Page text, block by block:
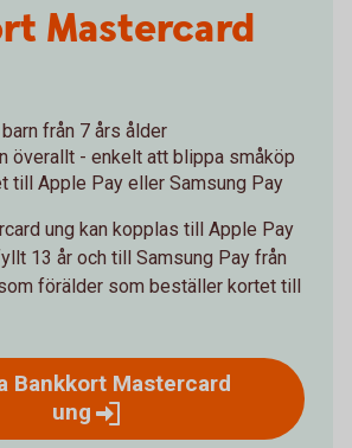
Mastercard
från 7 års ålder
överallt - enkelt att blippa småköp
till Apple Pay eller Samsung Pay
ung kan kopplas till Apple Pay
13 år och till Samsung Pay från
förälder som beställer kortet till
Bankkort Mastercard
ung